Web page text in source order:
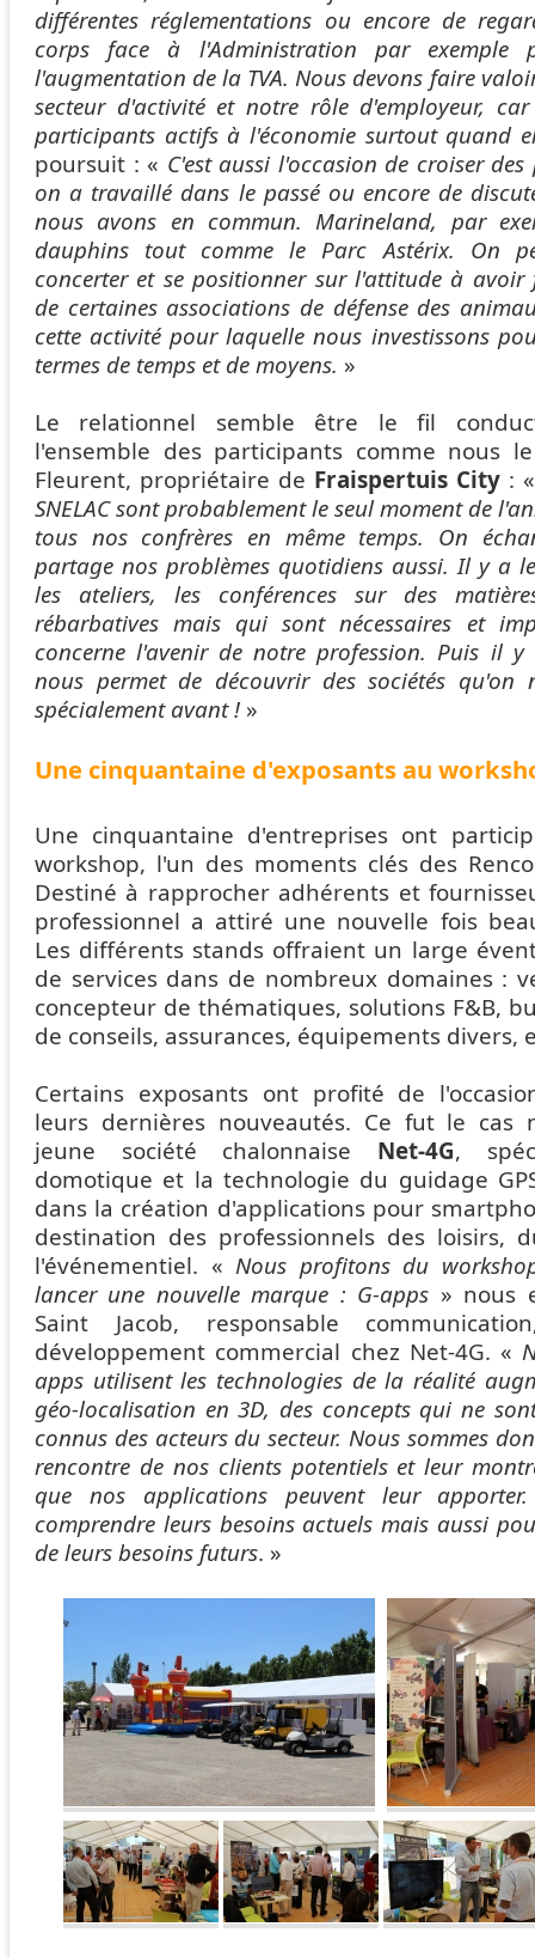
différentes réglementations ou encore de
corps face à l'Administration par exemple
l'augmentation de la TVA. Nous devons faire
secteur d'activité et notre rôle d'employeur,
participants actifs à l'économie surtout quand
poursuit : « C'est aussi l'occasion de croiser
on a travaillé dans le passé ou encore de
nous avons en commun. Marineland, par
dauphins tout comme le Parc Astérix. On
concerter et se positionner sur l'attitude à avoir
de certaines associations de défense des
cette activité pour laquelle nous investissons
termes de temps et de moyens. »
Le relationnel semble être le fil
l'ensemble des participants comme nous
Fleurent, propriétaire de Fraispertuis City :
SNELAC sont probablement le seul moment de
tous nos confrères en même temps. On
partage nos problèmes quotidiens aussi. Il y a
les ateliers, les conférences sur des
rébarbatives mais qui sont nécessaires et
concerne l'avenir de notre profession. Puis il
nous permet de découvrir des sociétés qu'on
spécialement avant ! »
Une cinquantaine d'exposants au
Une cinquantaine d'entreprises ont
workshop, l'un des moments clés des
Destiné à rapprocher adhérents et
professionnel a attiré une nouvelle fois
Les différents stands offraient un large
de services dans de nombreux domaines :
concepteur de thématiques, solutions F&B,
de conseils, assurances, équipements divers,
Certains exposants ont profité de
leurs dernières nouveautés. Ce fut le cas
jeune société chalonnaise Net-4G,
domotique et la technologie du guidage
dans la création d'applications pour
destination des professionnels des loisirs,
l'événementiel. « Nous profitons du
lancer une nouvelle marque : G-apps » nous
Saint Jacob, responsable
développement commercial chez Net-4G. «
apps utilisent les technologies de la réalité
géo-localisation en 3D, des concepts qui ne
connus des acteurs du secteur. Nous sommes
rencontre de nos clients potentiels et leur
que nos applications peuvent leur
comprendre leurs besoins actuels mais aussi
de leurs besoins futurs. »